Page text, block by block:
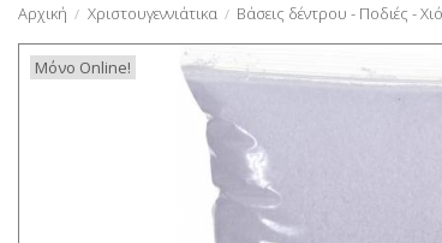
Αρχική Χριστουγεννιάτικα Βάσεις δέντρου - Ποδιές -
Μόνο Online!